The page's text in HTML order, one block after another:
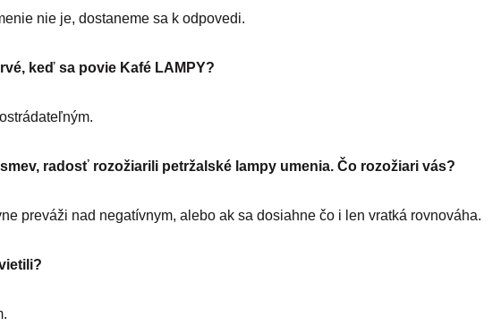
nie je, dostaneme sa k odpovedi.
keď sa povie Kafé LAMPY?
radosť rozožiarili petržalské lampy umenia. Čo rozožiari vás?
preváži nad negatívnym, alebo ak sa dosiahne čo i len vratká rovnováha.